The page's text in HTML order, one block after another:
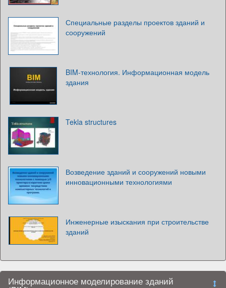
Специальные разделы проектов зданий и
сооружений
BIM-технология. Информационная модель
здания
Tekla structures
Возведение зданий и сооружений новыми
инновационными технологиями
Инженерные изыскания при строительстве
зданий
Информационное моделирование зданий